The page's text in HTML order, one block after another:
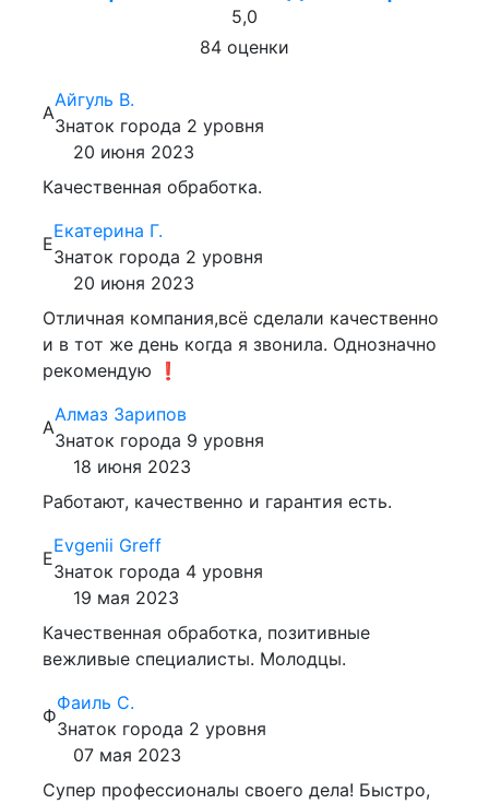
5,0
84 оценки
А
Айгуль В.
Знаток города 2 уровня
20 июня 2023
Качественная обработка.
Е
Екатерина Г.
Знаток города 2 уровня
20 июня 2023
Отличная компания,всё сделали качественно
и в тот же день когда я звонила. Однозначно
рекомендую ❗️
А
Алмаз Зарипов
Знаток города 9 уровня
18 июня 2023
Работают, качественно и гарантия есть.
E
Evgenii Greff
Знаток города 4 уровня
19 мая 2023
Качественная обработка, позитивные
вежливые специалисты. Молодцы.
Ф
Фаиль С.
Знаток города 2 уровня
07 мая 2023
Супер профессионалы своего дела! Быстро,